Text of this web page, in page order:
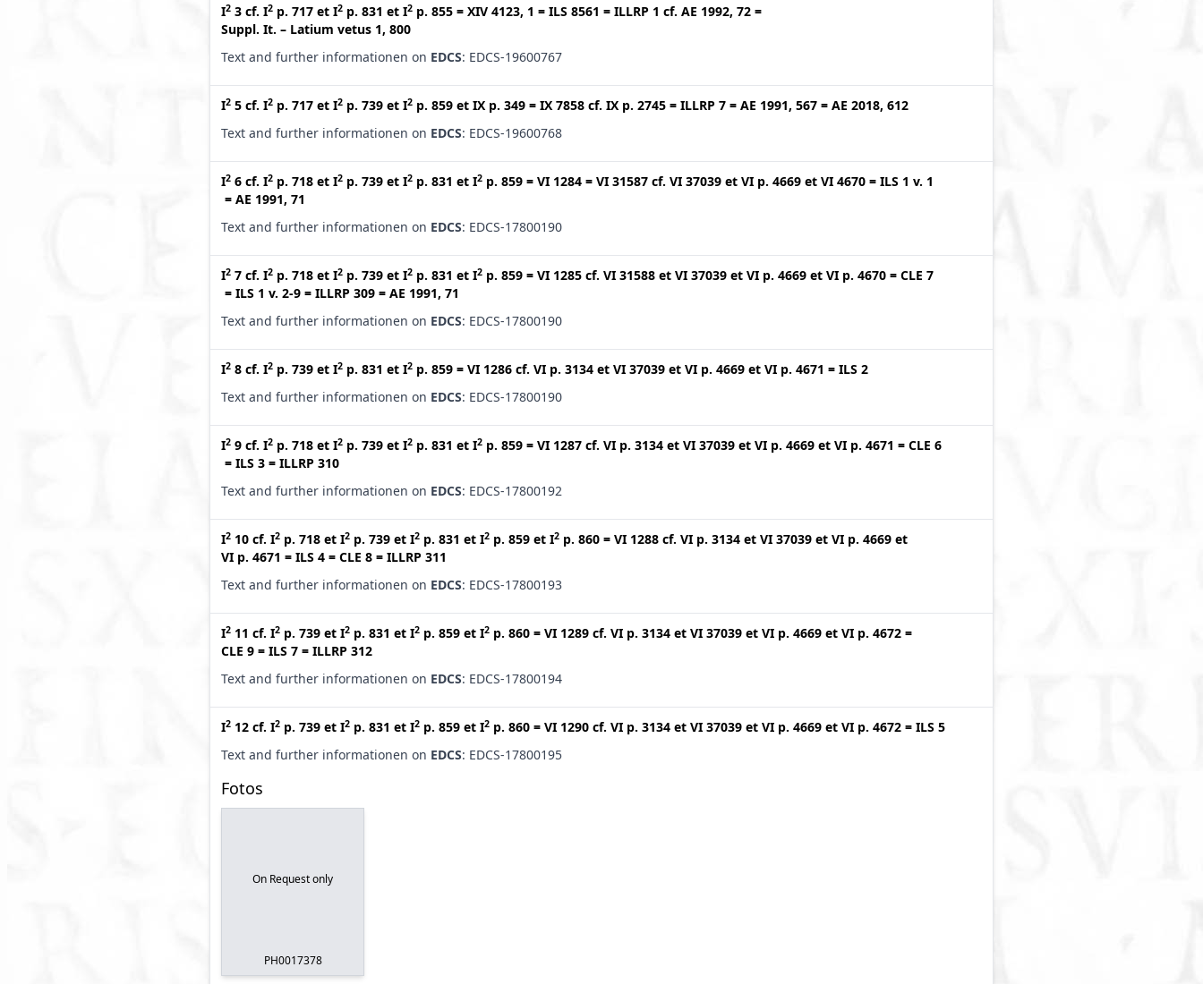
I2 3 cf. I2 p. 717 et I2 p. 831 et I2 p. 855 = XIV 4123, 1 = ILS 8561 = ILLRP 1 cf. AE 1992, 72 =
Suppl. It. – Latium vetus 1, 800
Text and further informationen on EDCS: EDCS-19600767
I2 5 cf. I2 p. 717 et I2 p. 739 et I2 p. 859 et IX p. 349 = IX 7858 cf. IX p. 2745 = ILLRP 7 = AE 1991, 567 = AE 2018, 612
Text and further informationen on EDCS: EDCS-19600768
I2 6 cf. I2 p. 718 et I2 p. 739 et I2 p. 831 et I2 p. 859 = VI 1284 = VI 31587 cf. VI 37039 et VI p. 4669 et VI 4670 = ILS 1 v. 1
= AE 1991, 71
Text and further informationen on EDCS: EDCS-17800190
I2 7 cf. I2 p. 718 et I2 p. 739 et I2 p. 831 et I2 p. 859 = VI 1285 cf. VI 31588 et VI 37039 et VI p. 4669 et VI p. 4670 = CLE 7
= ILS 1 v. 2-9 = ILLRP 309 = AE 1991, 71
Text and further informationen on EDCS: EDCS-17800190
I2 8 cf. I2 p. 739 et I2 p. 831 et I2 p. 859 = VI 1286 cf. VI p. 3134 et VI 37039 et VI p. 4669 et VI p. 4671 = ILS 2
Text and further informationen on EDCS: EDCS-17800190
I2 9 cf. I2 p. 718 et I2 p. 739 et I2 p. 831 et I2 p. 859 = VI 1287 cf. VI p. 3134 et VI 37039 et VI p. 4669 et VI p. 4671 = CLE 6
= ILS 3 = ILLRP 310
Text and further informationen on EDCS: EDCS-17800192
I2 10 cf. I2 p. 718 et I2 p. 739 et I2 p. 831 et I2 p. 859 et I2 p. 860 = VI 1288 cf. VI p. 3134 et VI 37039 et VI p. 4669 et
VI p. 4671 = ILS 4 = CLE 8 = ILLRP 311
Text and further informationen on EDCS: EDCS-17800193
I2 11 cf. I2 p. 739 et I2 p. 831 et I2 p. 859 et I2 p. 860 = VI 1289 cf. VI p. 3134 et VI 37039 et VI p. 4669 et VI p. 4672 =
CLE 9 = ILS 7 = ILLRP 312
Text and further informationen on EDCS: EDCS-17800194
I2 12 cf. I2 p. 739 et I2 p. 831 et I2 p. 859 et I2 p. 860 = VI 1290 cf. VI p. 3134 et VI 37039 et VI p. 4669 et VI p. 4672 = ILS 5
Text and further informationen on EDCS: EDCS-17800195
Fotos
On Request only
PH0017378